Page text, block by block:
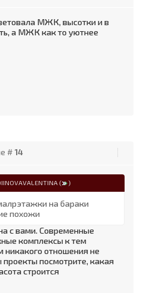
МЖК, высотки и в
а МЖК как то уютнее
#14
( )
на бараки
похожи
с вами. Современные
комплексы к тем
отношения не
посмотрите, какая
строится